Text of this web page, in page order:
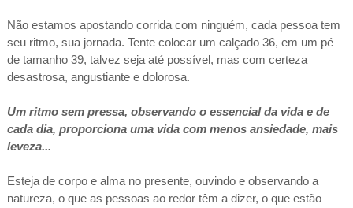
Não estamos apostando corrida com ninguém, cada pessoa tem
seu ritmo, sua jornada. Tente colocar um calçado 36, em um pé
de tamanho 39, talvez seja até possível, mas com certeza
desastrosa, angustiante e dolorosa.
Um ritmo sem pressa, observando o essencial da vida e de
cada dia, proporciona uma vida com menos ansiedade, mais
leveza...
Esteja de corpo e alma no presente, ouvindo e observando a
natureza, o que as pessoas ao redor têm a dizer, o que estão